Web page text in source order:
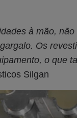
à mão,
Os
o que
Silgan